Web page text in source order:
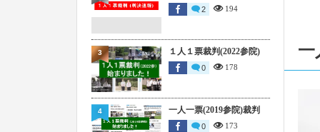
一
2 194
１人１票裁判(2022参院)
0 178
3
一人一票(2019参院)裁判
0 173
4